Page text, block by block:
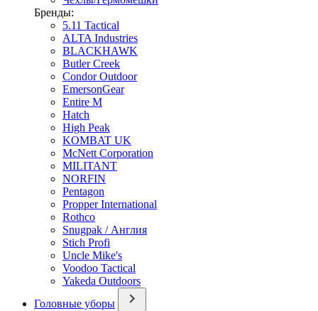
Бренды:
5.11 Tactical
ALTA Industries
BLACKHAWK
Butler Creek
Condor Outdoor
EmersonGear
Entire M
Hatch
High Peak
KOMBAT UK
McNett Corporation
MILITANT
NORFIN
Pentagon
Propper International
Rothco
Snugpak / Англия
Stich Profi
Uncle Mike's
Voodoo Tactical
Yakeda Outdoors
Головные уборы